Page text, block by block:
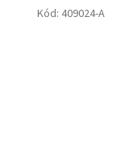
Kód: 409024-A